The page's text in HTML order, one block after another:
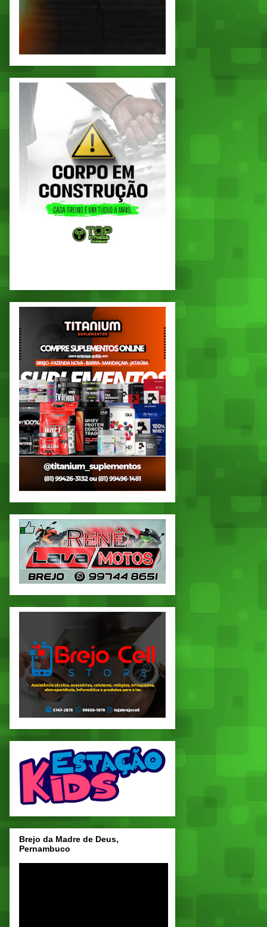
Brejo da Madre de Deus,
Pernambuco